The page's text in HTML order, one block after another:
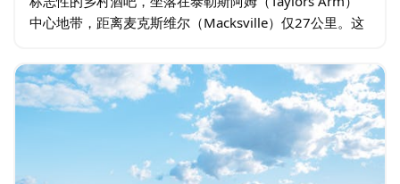
中心地带，距离麦克斯维尔（Macksville）仅27公里。这